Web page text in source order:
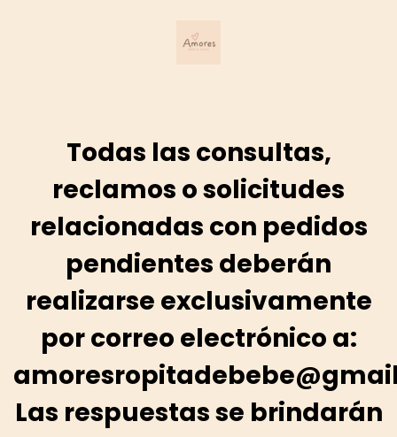
Todas las consultas,
reclamos o solicitudes
relacionadas con pedidos
pendientes deberán
realizarse exclusivamente
por correo electrónico a:
Las respuestas se brindarán